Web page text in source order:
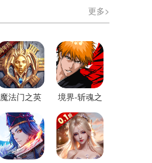
更多>
魔法门之英
雄无敌：王
朝
境界-斩魂之
刃